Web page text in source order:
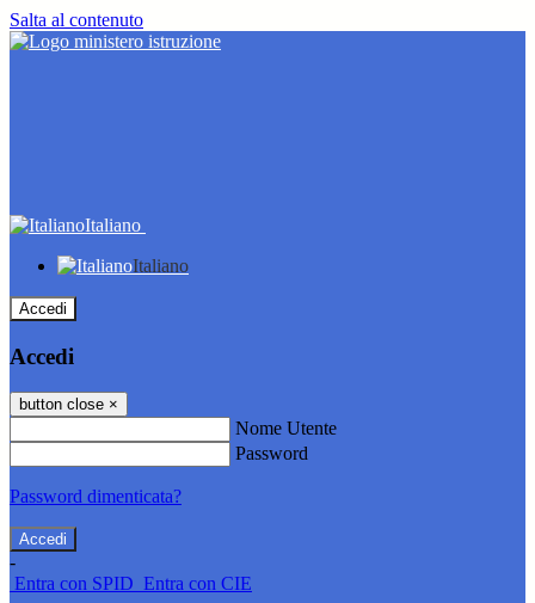
Salta al contenuto
Italiano
Italiano
Accedi
Accedi
button close ×
Nome Utente
Password
Password dimenticata?
-
Entra con SPID Entra con CIE